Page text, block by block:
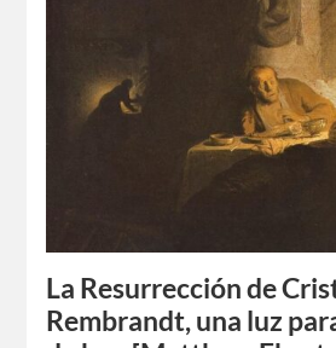
La Resurrección de
Rembrandt, una luz